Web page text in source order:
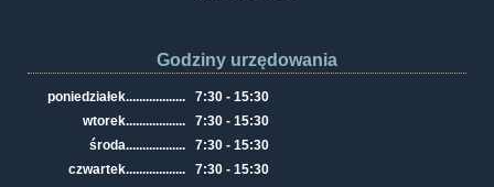
Godziny urzędowania
poniedziałek..................
7:30 - 15:30
wtorek..................
7:30 - 15:30
środa..................
7:30 - 15:30
czwartek..................
7:30 - 15:30